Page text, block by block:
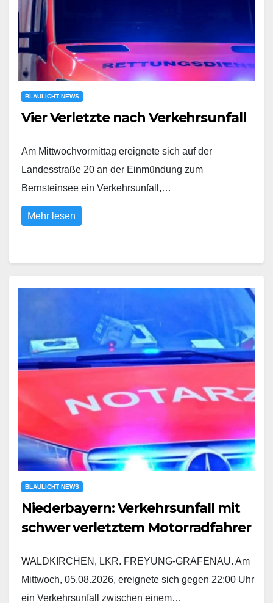
BLAULICHT NEWS
Vier Verletzte nach Verkehrsunfall
Am Mittwochvormittag ereignete sich auf der
Landesstraße 20 an der Einmündung zum
Bernsteinsee ein Verkehrsunfall,…
Mehr lesen
BLAULICHT NEWS
Niederbayern: Verkehrsunfall mit
schwer verletztem Motorradfahrer
WALDKIRCHEN, LKR. FREYUNG-GRAFENAU. Am
Mittwoch, 05.08.2026, ereignete sich gegen 22:00 Uhr
ein Verkehrsunfall zwischen einem…